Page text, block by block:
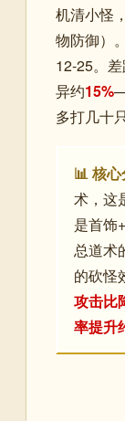
机清小怪
物防御）
12-25。
异约15%
多打几十
📊 核心
术，这
是首饰
总道术
的砍
攻击比
率提升